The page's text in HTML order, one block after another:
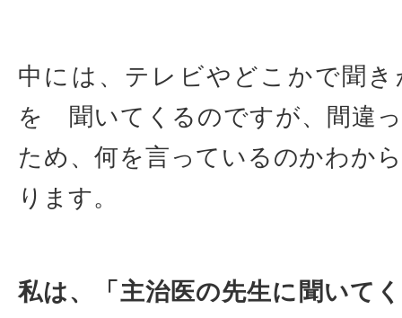
中には、テレビやどこかで聞
を 聞いてくるのですが、間違
ため、何を言っているのかわか
ります。
私は、「主治医の先生に聞いて